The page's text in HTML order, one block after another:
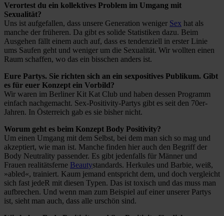
Verortest du ein kollektives Problem im Umgang mit
Sexualität?
Uns ist aufgefallen, dass unsere Generation weniger Sex hat als
manche der früheren. Da gibt es solide Statistiken dazu. Beim
Ausgehen fällt einem auch auf, dass es tendenziell in erster Linie
ums Saufen geht und weniger um die Sexualität. Wir wollten einen
Raum schaffen, wo das ein bisschen anders ist.
Eure Partys. Sie richten sich an ein sexpositives Publikum. Gibt
es für euer Konzept ein Vorbild?
Wir waren im Berliner Kit Kat Club und haben dessen Programm
einfach nachgemacht. Sex-Positivity-Partys gibt es seit den 70er-
Jahren. In Österreich gab es sie bisher nicht.
Worum geht es beim Konzept Body Positivity?
Um einen Umgang mit dem Selbst, bei dem man sich so mag und
akzeptiert, wie man ist. Manche finden hier auch den Begriff der
Body Neutrality passender. Es gibt jedenfalls für Männer und
Frauen realitätsferne Beautystandards. Herkules und Barbie, weiß,
»abled«, trainiert. Kaum jemand entspricht dem, und doch vergleicht
sich fast jedeR mit diesen Typen. Das ist toxisch und das muss man
aufbrechen. Und wenn man zum Beispiel auf einer unserer Partys
ist, sieht man auch, dass alle urschön sind.